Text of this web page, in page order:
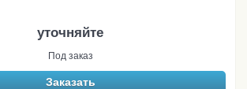
уточняйте
Под заказ
Заказать